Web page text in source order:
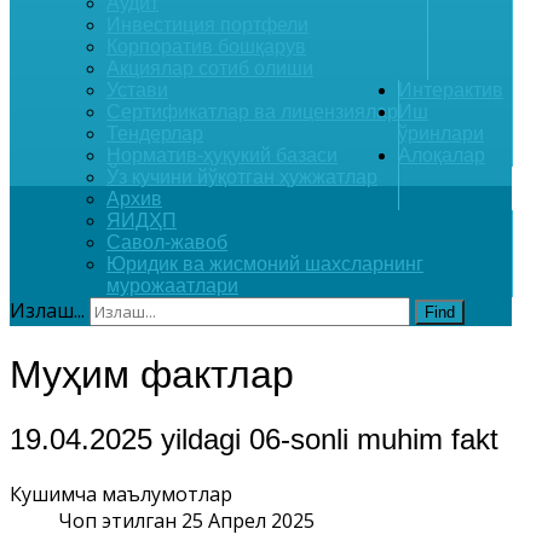
Сертификатлар ва лицензиялар
Архив
ЯИДҲП
Савол-жавоб
Юридик ва жисмоний шахсларнинг
мурожаатлари
Излаш... Find
Муҳим фактлар
19.04.2025 yildagi 06-sonli muhim fakt
Кушимча маълумотлар
Чоп этилган 25 Апрел 2025